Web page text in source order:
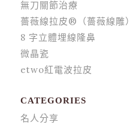
無刀關節治療
薔薇線拉皮®（薔薇線雕）
8 字立體埋線隆鼻
微晶瓷
etwo紅電波拉皮
CATEGORIES
名人分享